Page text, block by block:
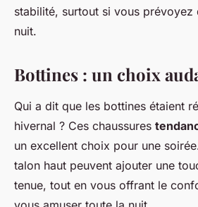
stabilité, surtout si vous prévoyez
nuit.
Bottines : un choix
Qui a dit que les bottines étaient
hivernal ? Ces chaussures
un excellent choix pour une
talon haut peuvent ajouter une
tenue, tout en vous offrant le